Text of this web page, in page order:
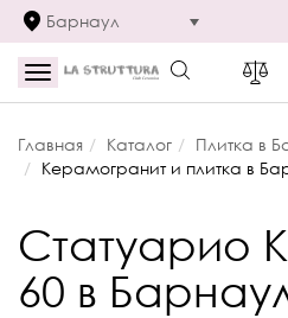
Барнаул
Toggle
navigation
Главная Каталог
Плитка в
Керамогранит и плитка в
Статуарио
60 в